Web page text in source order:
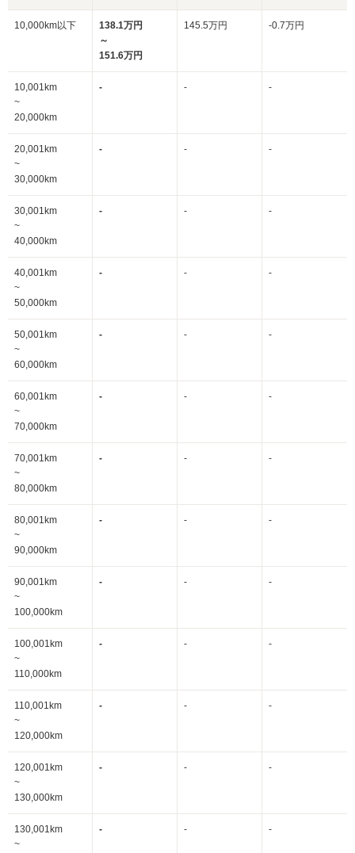
10,000km以下
138.1万円
～
151.6万円
145.5万円 -0.7万円
10,001km
~
20,000km
- - -
20,001km
~
30,000km
- - -
30,001km
~
40,000km
- - -
40,001km
~
50,000km
- - -
50,001km
~
60,000km
- - -
60,001km
~
70,000km
- - -
70,001km
~
80,000km
- - -
80,001km
~
90,000km
- - -
90,001km
~
100,000km
- - -
100,001km
~
110,000km
- - -
110,001km
~
120,000km
- - -
120,001km
~
130,000km
- - -
130,001km
~
- - -